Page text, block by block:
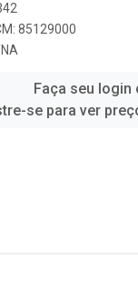
85129000
Faça seu login
se para ver